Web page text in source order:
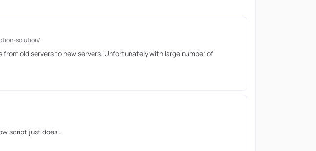
solution/
old servers to new servers. Unfortunately with large number of
script just does…